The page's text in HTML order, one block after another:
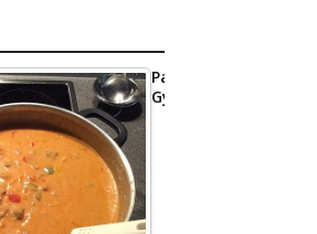
Party-
Gyrossuppe